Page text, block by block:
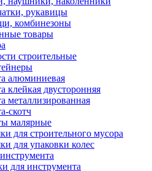
рукавицы
комбинезоны
товары
строительные
алюминиевая
клейкая двусторонняя
металлизированная
скотч
малярные
для строительного мусора
для упаковки колес
для инструмента